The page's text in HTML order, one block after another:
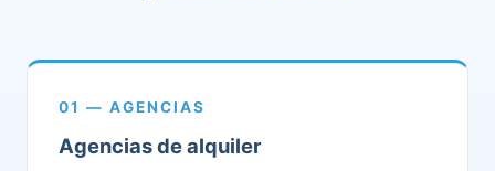
01 — AGENCIAS
Agencias de alquiler